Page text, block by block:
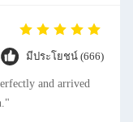
is smooth, and
difference. No
Highly
it up properly!""The
you dial in the
มีประโยชน์ (666)
and arrived